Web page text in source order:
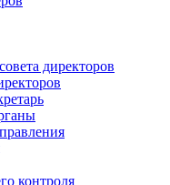
директоров
контроля